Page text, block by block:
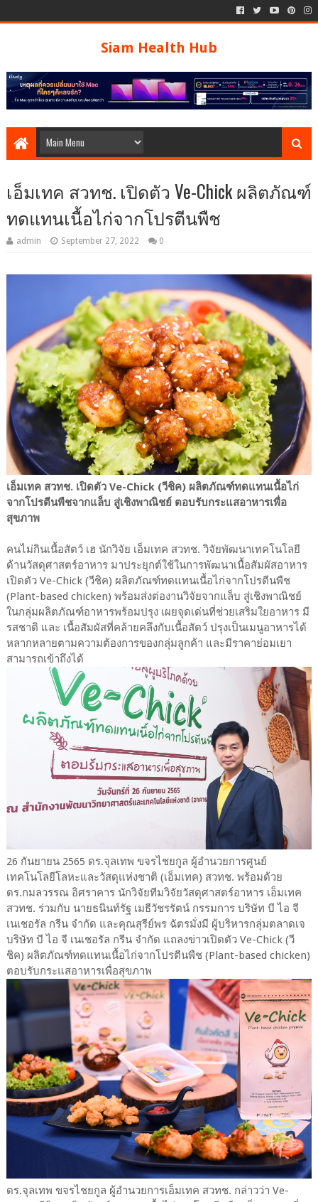
Siam Health Hub
เอ็มเทค สวทช. เปิดตัว Ve-Chick ผลิตภัณฑ์
ทดแทนเนื้อไก่จากโปรตีนพืช
admin September 27, 2022 0
เอ็มเทค สวทช. เปิดตัว Ve-Chick (วีชิค) ผลิตภัณฑ์ทดแทนเนื้อไก่
จากโปรตีนพืชจากแล็บ สู่เชิงพาณิชย์ ตอบรับกระแสอาหารเพื่อ
สุขภาพ
คนไม่กินเนื้อสัตว์ เฮ นักวิจัย เอ็มเทค สวทช. วิจัยพัฒนาเทคโนโลยี
ด้านวัสดุศาสตร์อาหาร มาประยุกต์ใช้ในการพัฒนาเนื้อสัมผัสอาหาร
เปิดตัว Ve-Chick (วีชิค) ผลิตภัณฑ์ทดแทนเนื้อไก่จากโปรตีนพืช
(Plant-based chicken) พร้อมส่งต่องานวิจัยจากแล็บ สู่เชิงพาณิชย์
ในกลุ่มผลิตภัณฑ์อาหารพร้อมปรุง เผยจุดเด่นที่ช่วยเสริมใยอาหาร มี
รสชาติ และ เนื้อสัมผัสที่คล้ายคลึงกับเนื้อสัตว์ ปรุงเป็นเมนูอาหารได้
หลากหลายตามความต้องการของกลุ่มลูกค้า และมีราคาย่อมเยา
สามารถเข้าถึงได้
26 กันยายน 2565 ดร.จุลเทพ ขจรไชยกูล ผู้อำนวยการศูนย์
เทคโนโลยีโลหะและวัสดุแห่งชาติ (เอ็มเทค) สวทช. พร้อมด้วย
ดร.กมลวรรณ อิศราคาร นักวิจัยทีมวิจัยวัสดุศาสตร์อาหาร เอ็มเทค
สวทช. ร่วมกับ นายธนินท์รัฐ เมธีวัชรรัตน์ กรรมการ บริษัท บี ไอ จี
เนเชอรัล กรีน จำกัด และคุณสุรีย์พร ฉัตรมั่งมี ผู้บริหารกลุ่มตลาดเจ
บริษัท บี ไอ จี เนเชอรัล กรีน จำกัด แถลงข่าวเปิดตัว Ve-Chick (วี
ชิค) ผลิตภัณฑ์ทดแทนเนื้อไก่จากโปรตีนพืช (Plant-based chicken)
ตอบรับกระแสอาหารเพื่อสุขภาพ
ดร.จุลเทพ ขจรไชยกูล ผู้อำนวยการเอ็มเทค สวทช. กล่าวว่า Ve-